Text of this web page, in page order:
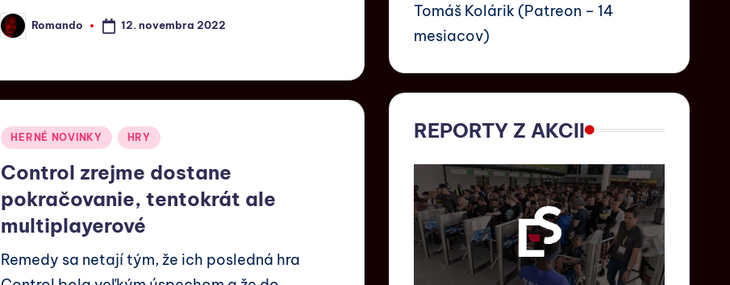
Romando 12. novembra 2022
HERNÉ NOVINKY HRY
Control zrejme dostane
pokračovanie, tentokrát ale
multiplayerové
Remedy sa netají tým, že ich posledná hra
Tomáš Kolárik (Patreon – 14
mesiacov)
REPORTY Z AKCII